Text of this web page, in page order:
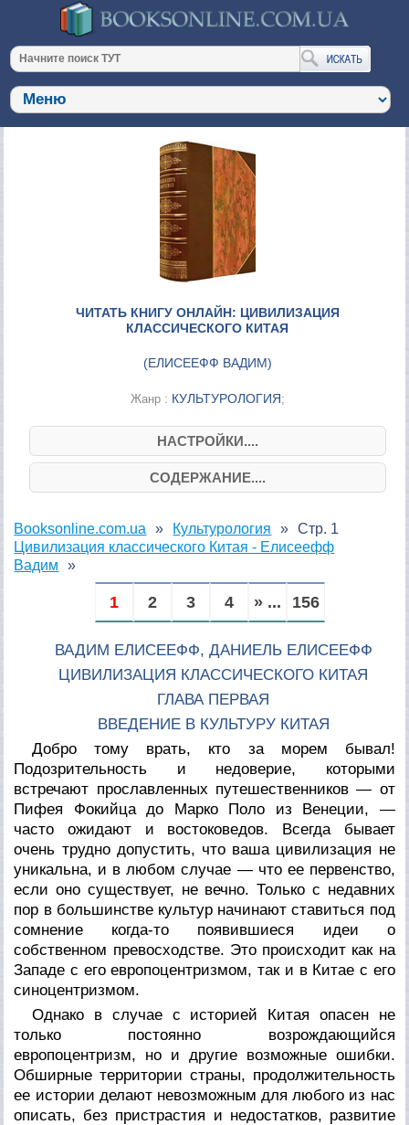
ЧИТАТЬ КНИГУ ОНЛАЙН: ЦИВИЛИЗАЦИЯ
КЛАССИЧЕСКОГО КИТАЯ
(ЕЛИСЕЕФФ ВАДИМ)
Жанр : КУЛЬТУРОЛОГИЯ;
НАСТРОЙКИ....
СОДЕРЖАНИЕ....
Booksonline.com.ua
Культурология
Цивилизация классического Китая - Елисеефф
Вадим
Стр. 1
1 2 3 4 » ... 156
ВАДИМ ЕЛИСЕЕФФ, ДАНИЕЛЬ ЕЛИСЕЕФФ
ЦИВИЛИЗАЦИЯ КЛАССИЧЕСКОГО КИТАЯ
ГЛАВА ПЕРВАЯ
ВВЕДЕНИЕ В КУЛЬТУРУ КИТАЯ
Добро тому врать, кто за морем бывал!
Подозрительность и недоверие, которыми
встречают прославленных путешественников — от
Пифея Фокийца до Марко Поло из Венеции, —
часто ожидают и востоковедов. Всегда бывает
очень трудно допустить, что ваша цивилизация не
уникальна, и в любом случае — что ее первенство,
если оно существует, не вечно. Только с недавних
пор в большинстве культур начинают ставиться под
сомнение когда-то появившиеся идеи о
собственном превосходстве. Это происходит как на
Западе с его европоцентризмом, так и в Китае с его
синоцентризмом.
Однако в случае с историей Китая опасен не
только постоянно возрождающийся
европоцентризм, но и другие возможные ошибки.
Обширные территории страны, продолжительность
ее истории делают невозможным для любого из нас
описать, без пристрастия и недостатков, развитие